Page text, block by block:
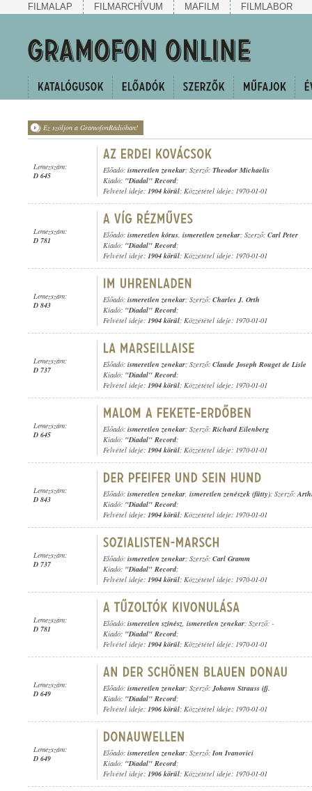
FILMALAP FILMARCHÍVUM MAFILM FILMLABOR
Ez szóljon a GramofonRádióban!
Lemezszám:
D 645
Előadó: ismeretlen zenekar; Szerző: Theodor Michaelis
Kiadó: "Diadal" Record;
Felvétel ideje: 1904 körül; Közzététel ideje: 1970-01-01
Lemezszám:
D 781
Előadó: ismeretlen kórus, ismeretlen zenekar; Szerző: Carl Peter
Kiadó: "Diadal" Record;
Felvétel ideje: 1904 körül; Közzététel ideje: 1970-01-01
Lemezszám:
D 843
Előadó: ismeretlen zenekar; Szerző: Charles J. Orth
Kiadó: "Diadal" Record;
Felvétel ideje: 1904 körül; Közzététel ideje: 1970-01-01
Lemezszám:
D 737
Előadó: ismeretlen zenekar; Szerző: Claude Joseph Rouget de Lisle
Kiadó: "Diadal" Record;
Felvétel ideje: 1904 körül; Közzététel ideje: 1970-01-01
Lemezszám:
D 645
Előadó: ismeretlen zenekar; Szerző: Richard Eilenberg
Kiadó: "Diadal" Record;
Felvétel ideje: 1904 körül; Közzététel ideje: 1970-01-01
Lemezszám:
D 843
Előadó: ismeretlen zenekar, ismeretlen zenészek (fütty); Szerző:
Kiadó: "Diadal" Record;
Felvétel ideje: 1904 körül; Közzététel ideje: 1970-01-01
Lemezszám:
D 737
Előadó: ismeretlen zenekar; Szerző: Carl Gramm
Kiadó: "Diadal" Record;
Felvétel ideje: 1904 körül; Közzététel ideje: 1970-01-01
Lemezszám:
D 781
Előadó: ismeretlen színész, ismeretlen zenekar; Szerző: -
Kiadó: "Diadal" Record;
Felvétel ideje: 1904 körül; Közzététel ideje: 1970-01-01
Lemezszám:
D 649
Előadó: ismeretlen zenekar; Szerző:Johann Strauss ifj.
Kiadó: "Diadal" Record;
Felvétel ideje: 1906 körül; Közzététel ideje: 1970-01-01
Lemezszám:
D 649
Előadó: ismeretlen zenekar; Szerző: Ion Ivanovici
Kiadó: "Diadal" Record;
Felvétel ideje: 1906 körül; Közzététel ideje: 1970-01-01